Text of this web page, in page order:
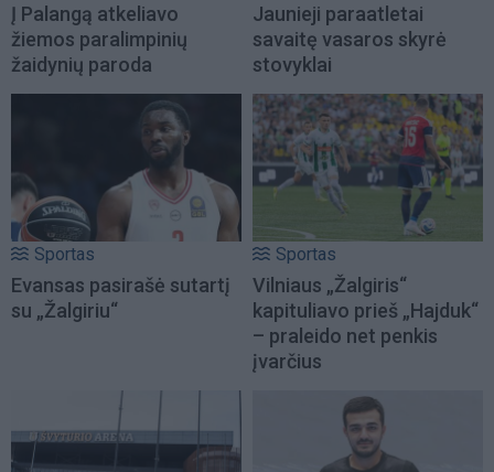
Į Palangą atkeliavo
žiemos paralimpinių
žaidynių paroda
Jaunieji paraatletai
savaitę vasaros skyrė
stovyklai
Sportas
Evansas pasirašė sutartį
su „Žalgiriu“
Sportas
Vilniaus „Žalgiris“
kapituliavo prieš „Hajduk“
– praleido net penkis
įvarčius